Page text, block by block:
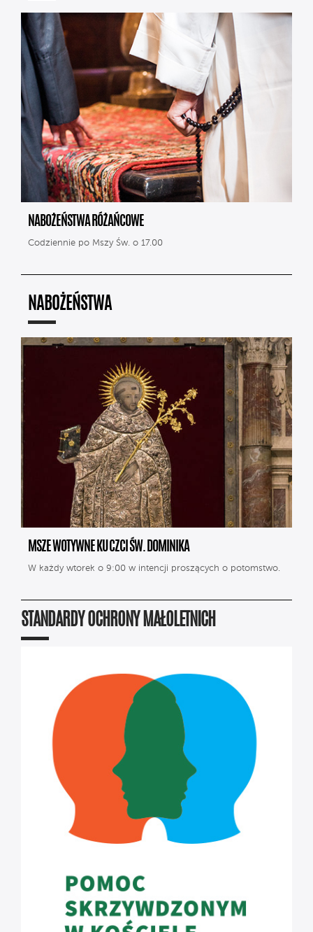
NABOŻEŃSTWA RÓŻAŃCOWE
Codziennie po Mszy Św. o 17.00
NABOŻEŃSTWA
MSZE WOTYWNE KU CZCI ŚW. DOMINIKA
W każdy wtorek o 9:00 w intencji proszących o potomstwo.
STANDARDY OCHRONY MAŁOLETNICH